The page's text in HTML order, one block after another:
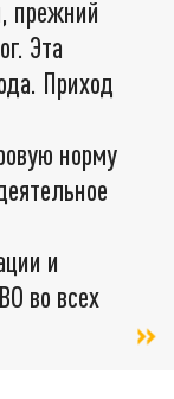
прежний
Эта
Приход
норму
и
во всех